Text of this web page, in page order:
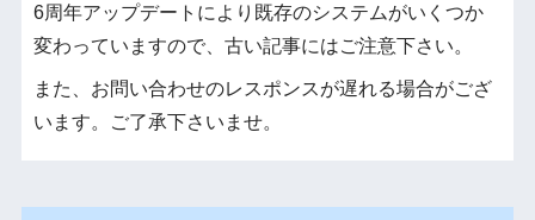
6周年アップデートにより既存のシステムがいくつか
変わっていますので、古い記事にはご注意下さい。
また、お問い合わせのレスポンスが遅れる場合がござ
います。ご了承下さいませ。